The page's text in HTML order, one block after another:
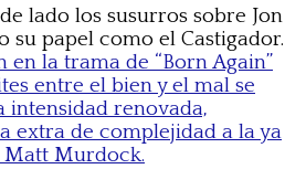
lado los susurros sobre Jon
su papel como el Castigador.
en la trama de “Born Again”
entre el bien y el mal se
intensidad renovada,
extra de complejidad a la ya
Matt Murdock.